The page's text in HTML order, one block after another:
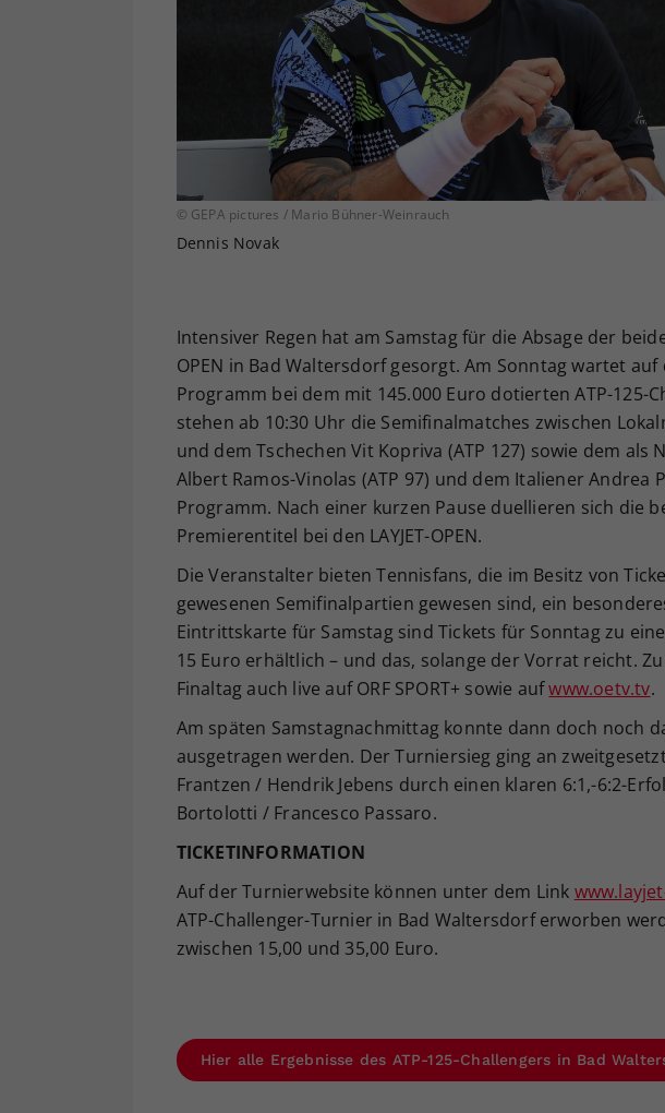
© GEPA pictures / Mario Bühner-Weinrauch
Dennis Novak
Intensiver Regen hat am Samstag für die Absage der
OPEN in Bad Waltersdorf gesorgt. Am Sonntag wartet
Programm bei dem mit 145.000 Euro dotierten ATP-125-
stehen ab 10:30 Uhr die Semifinalmatches zwischen
und dem Tschechen Vit Kopriva (ATP 127) sowie dem als
Albert Ramos-Vinolas (ATP 97) und dem Italiener Andrea
Programm. Nach einer kurzen Pause duellieren sich die
Premierentitel bei den LAYJET-OPEN.
Die Veranstalter bieten Tennisfans, die im Besitz von
gewesenen Semifinalpartien gewesen sind, ein
Eintrittskarte für Samstag sind Tickets für Sonntag zu
15 Euro erhältlich – und das, solange der Vorrat reicht.
Finaltag auch live auf ORF SPORT+ sowie aufwww.oetv.tv.
Am späten Samstagnachmittag konnte dann doch noch
ausgetragen werden. Der Turniersieg ging an
Frantzen / Hendrik Jebens durch einen klaren 6:1,-6:2-
Bortolotti / Francesco Passaro.
TICKETINFORMATION
Auf der Turnierwebsite können unter dem Link
ATP-Challenger-Turnier in Bad Waltersdorf erworben
zwischen 15,00 und 35,00 Euro.
Hier alle Ergebnisse des ATP-125-Challengers in Bad